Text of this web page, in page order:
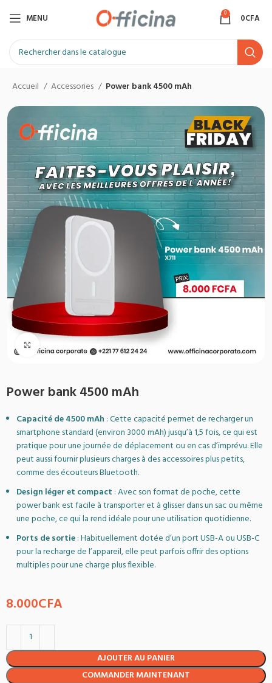
MENU 0 0CFA
Accueil Accessories Power bank 4500 mAh
Power bank 4500 mAh
Capacité de 4500 mAh : Cette capacité permet de recharger un
smartphone standard (environ 3000 mAh) jusqu’à 1,5 fois, ce qui est
pratique pour une journée de déplacement ou en cas d’imprévu. Elle
peut aussi fournir plusieurs charges à des accessoires plus petits,
comme des écouteurs Bluetooth.
Design léger et compact : Avec son format de poche, cette
power bank est facile à transporter et à glisser dans un sac ou même
une poche, ce qui la rend idéale pour une utilisation quotidienne.
Ports de sortie: Habituellement dotée d’un port USB-A ou USB-C
pour la recharge de l’appareil, elle peut parfois offrir des options
multiples pour une charge plus flexible.
8.000CFA
AJOUTER AU PANIER
COMMANDER MAINTENANT